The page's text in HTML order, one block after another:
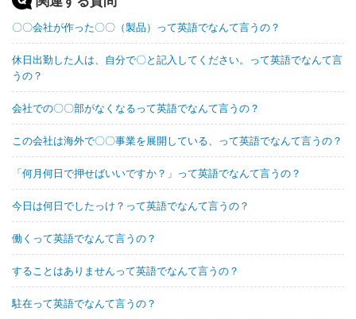
〇〇会社が作った〇〇（製品）って英語でなんて言うの？
休日出勤した人は、自分で〇と記入してください。って英語でなんて言
うの？
会社での〇〇部がなくなるって英語でなんて言うの？
この会社は海外で〇〇事業を展開している、って英語でなんて言うの？
「何月何日で押せばいいですか？」って英語でなんて言うの？
今日は何日でしたっけ？って英語でなんて言うの？
働くって英語でなんて言うの？
することはありませんって英語でなんて言うの？
駐在って英語でなんて言うの？